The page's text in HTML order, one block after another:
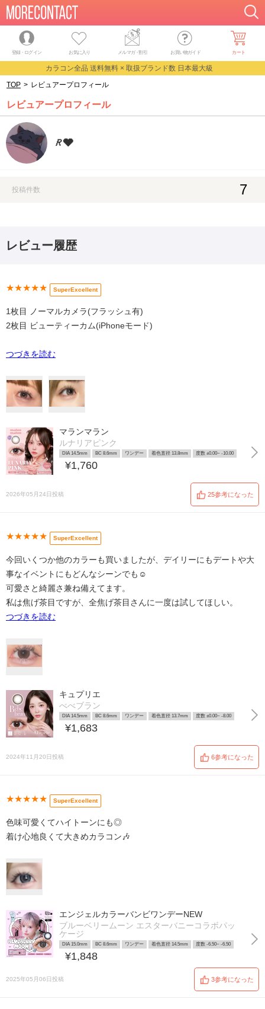
登録・ログイン お気に入り メルマガ・割引 お買い物ガイド カート
カラコン全品 送料無料 × 取扱ブランド数 日本最大級
TOP > レビュアープロフィール
レビュアープロフィール
𝑅🩶
投稿件数 7
レビュー履歴
★★★★★ SuperExcellent
1枚目 ノーマルカメラ(フラッシュ有)
2枚目 ビューティーカム(iPhoneモード)
つづきを読む
マランマラン
ルナリアピンク
DIA 14.5mm BC 8.6mm ワンデー 着色直径 13.8mm 度数 ±0.00~ -10.00
¥1,760
2026年05月24日投稿 25参考になった
★★★★★ SuperExcellent
今回いくつか他のカラーも買いましたが、デイリーにもデートや大
事なイベントにもどんなシーンでも☺️
可愛さと綺麗さ兼ね備えてます。
私は焦げ茶目ですが、全焦げ茶目さんに一度は試してほしい。
つづきを読む
キュプリエ
べべブラン
DIA 14.5mm BC 8.6mm ワンデー 着色直径 13.7mm 度数 ±0.00~ -8.00
¥1,683
2024年11月20日投稿 6参考になった
★★★★★ SuperExcellent
色味可愛くてハイトーンにも◎
着け心地良くて大きめカラコン🎶
エンジェルカラーバンビワンデーNEW
ブルーベリームーン エスターバニーコラボパッ
ケージ
DIA 15.0mm BC 8.6mm ワンデー 着色直径 14.5mm 度数 -6.50~ -6.50
¥1,848
2025年05月06日投稿 3参考になった